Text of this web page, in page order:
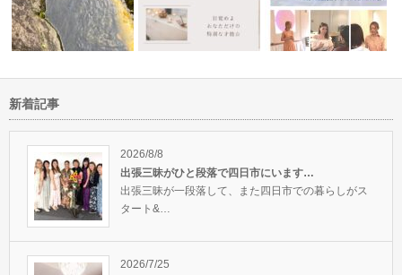
えまし
【残席あり】7/19(月)愛知県尾
張旭市…
今週末は名古屋でマジカル瞑想
会＆体験da…
イブは桑名市のベジカフ
新着記事
2026/8/8
出張三昧がひと段落で四日市にいます…
出張三昧が一段落して、また四日市での暮らしがス
タート&…
2026/7/25